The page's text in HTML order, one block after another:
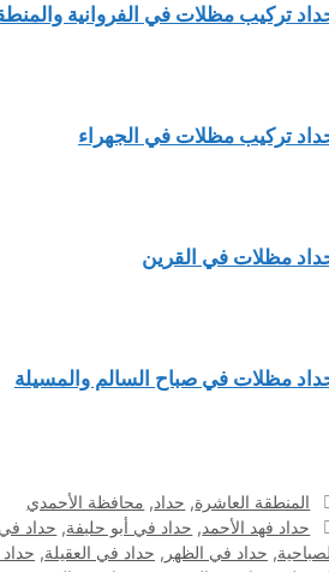
تركيب مظلات في الفروانية
تركيب مظلات في الجهراء
مظلات في القرين
مظلات في صباح السالم والمسيلة
التصنيفات
المنطقة العاشرة, حداد, محافظة الأحمدي
الوسوم
حداد فهد الأحمد, حداد في أبو حليفة, حداد
, حداد في الظهر , حداد في العقيلة,